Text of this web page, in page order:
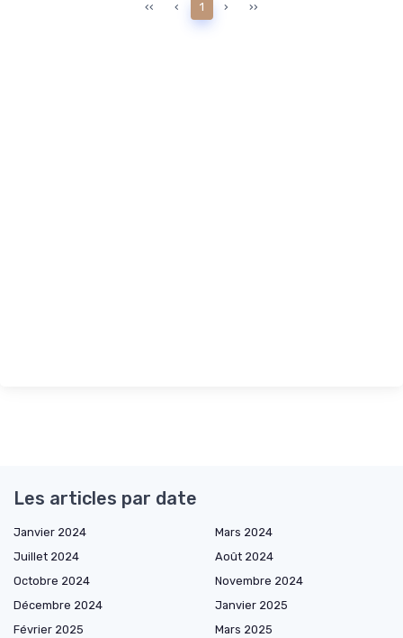
‹‹ ‹ 1 › ››
Les articles par date
Janvier 2024
Mars 2024
Juillet 2024
Août 2024
Octobre 2024
Novembre 2024
Décembre 2024
Janvier 2025
Février 2025
Mars 2025